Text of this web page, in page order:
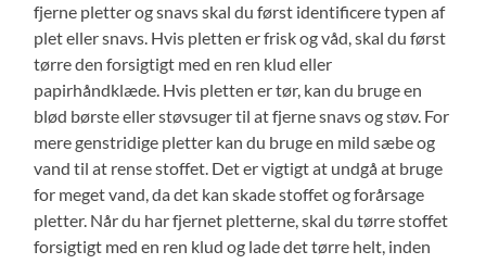
fjerne pletter og snavs skal du først identificere typen af ​​
plet eller snavs. Hvis pletten er frisk og våd, skal du først
tørre den forsigtigt med en ren klud eller
papirhåndklæde. Hvis pletten er tør, kan du bruge en
blød børste eller støvsuger til at fjerne snavs og støv. For
mere genstridige pletter kan du bruge en mild sæbe og
vand til at rense stoffet. Det er vigtigt at undgå at bruge
for meget vand, da det kan skade stoffet og forårsage
pletter. Når du har fjernet pletterne, skal du tørre stoffet
forsigtigt med en ren klud og lade det tørre helt, inden